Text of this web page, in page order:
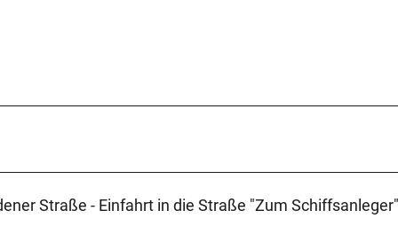
Straße - Einfahrt in die Straße "Zum